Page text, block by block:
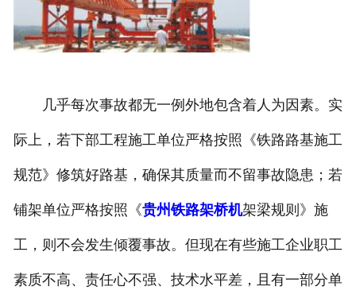
几乎每次事故都无一例外地包含着人为因素。实
际上，若下部工程施工单位严格按照《铁路路基施工
规范》修筑好路基，确保其质量而不留事故隐患；若
铺架单位严格按照《贵州铁路架桥机架梁规则》施
工，则不会发生倾覆事故。但现在有些施工企业职工
素质不高、责任心不强、技术水平差，且有一部分单